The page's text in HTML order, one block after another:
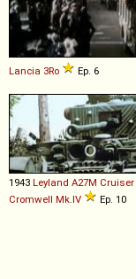
Lancia 3Ro Ep. 6
1943 Leyland A27M Cruiser
Cromwell Mk.IV Ep. 10